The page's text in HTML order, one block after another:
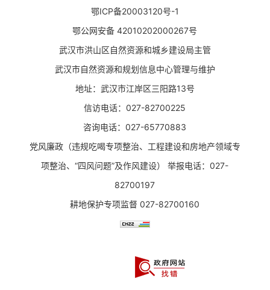
鄂ICP备20003120号-1
鄂公网安备 42010202000267号
武汉市洪山区自然资源和城乡建设局主管
武汉市自然资源和规划信息中心管理与维护
地址：武汉市江岸区三阳路13号
信访电话：027-82700225
咨询电话：027-65770883
党风廉政（违规吃喝专项整治、工程建设和房地产领域专
项整治、“四风问题”及作风建设） 举报电话：027-
82700197
耕地保护专项监督 027-82700160